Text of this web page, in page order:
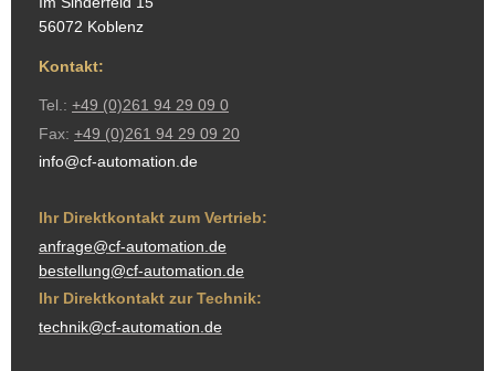
56072 Koblenz
Kontakt:
Tel.: +49 (0)261 94 29 09 0
Fax: +49 (0)261 94 29 09 20
info@cf-automation.de
Ihr Direktkontakt zum Vertrieb:
anfrage@cf-automation.de
bestellung@cf-automation.de
Ihr Direktkontakt zur Technik:
technik@cf-automation.de